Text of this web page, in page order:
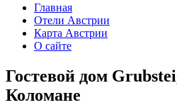
Главная
Отели Австрии
Карта Австрии
О сайте
Гостевой дом
Коломане